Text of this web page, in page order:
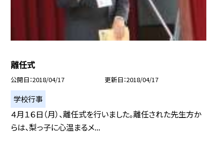
離任式
公開日 2018/04/17 更新日 2018/04/17
学校行事
４月１６日（月）、離任式を行いました。離任された先生方か
らは、梨っ子に心温まるメ...